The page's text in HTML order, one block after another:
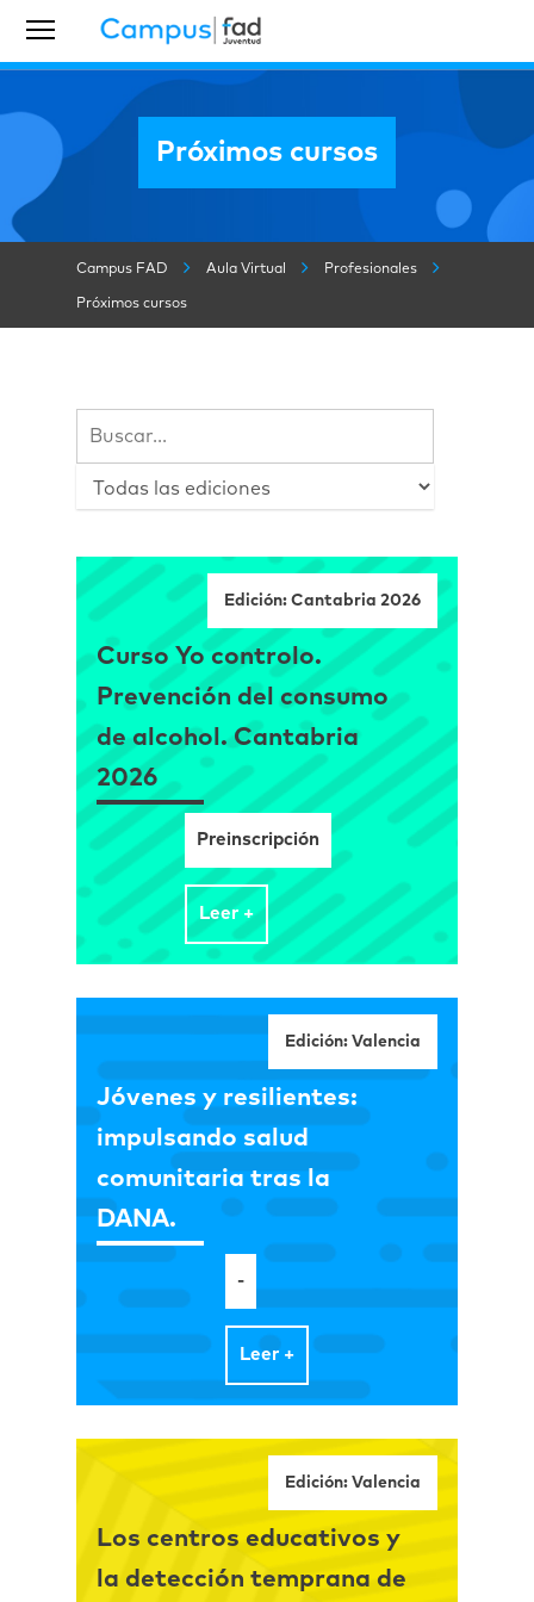
Próximos cursos
Campus FAD Aula Virtual Profesionales
Próximos cursos
Edición: Cantabria 2026
Curso Yo controlo.
Prevención del consumo
de alcohol. Cantabria
2026
Preinscripción
Leer +
X
Edición: Valencia
Jóvenes y resilientes:
impulsando salud
comunitaria tras la
DANA.
-
Leer +
X
Edición: Valencia
Los centros educativos y
la detección temprana de
X
X
Yo controlo. Formación para la